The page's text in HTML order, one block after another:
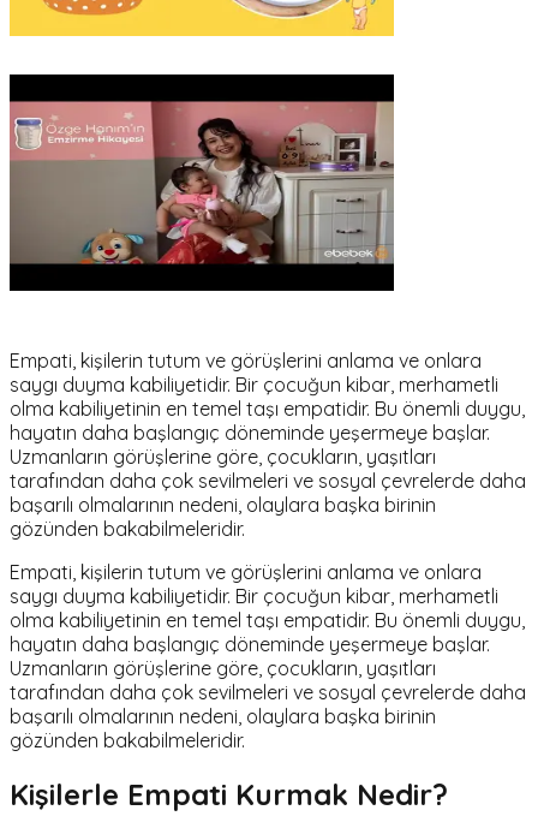
Empati, kişilerin tutum ve görüşlerini anlama ve onlara
saygı duyma kabiliyetidir. Bir çocuğun kibar, merhametli
olma kabiliyetinin en temel taşı empatidir. Bu önemli duygu,
hayatın daha başlangıç döneminde yeşermeye başlar.
Uzmanların görüşlerine göre, çocukların, yaşıtları
tarafından daha çok sevilmeleri ve sosyal çevrelerde daha
başarılı olmalarının nedeni, olaylara başka birinin
gözünden bakabilmeleridir.
Empati, kişilerin tutum ve görüşlerini anlama ve onlara
saygı duyma kabiliyetidir. Bir çocuğun kibar, merhametli
olma kabiliyetinin en temel taşı empatidir. Bu önemli duygu,
hayatın daha başlangıç döneminde yeşermeye başlar.
Uzmanların görüşlerine göre, çocukların, yaşıtları
tarafından daha çok sevilmeleri ve sosyal çevrelerde daha
başarılı olmalarının nedeni, olaylara başka birinin
gözünden bakabilmeleridir.
Kişilerle Empati Kurmak Nedir?